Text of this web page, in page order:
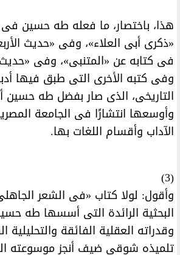
هذا، باختصار، ما فعله طه حسين
«ذكرى أبى العلاء»، وفى «حديث
فى كتابه عن «المتنبى»، وفى «حديث
وفى كتبه الأخرى التى طبق فيها
التاريخى، الذى صار بفضل طه حسين
وأوسعها انتشارًا فى الجامعة
الآداب وأقسام اللغات بها.
(3)
وأقول: لولا كتاب «فى الشعر
البحثية الرائدة التى أسسها طه
وقدراته العقلية الفائقة والتحليلية
تلميذه شوقى ضيف أنجز موسوعته